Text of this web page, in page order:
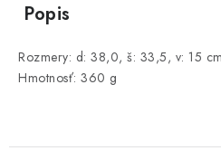
Popis
Rozmery: d: 38,0, š: 33,5, v: 15 cm
Hmotnosť: 360 g